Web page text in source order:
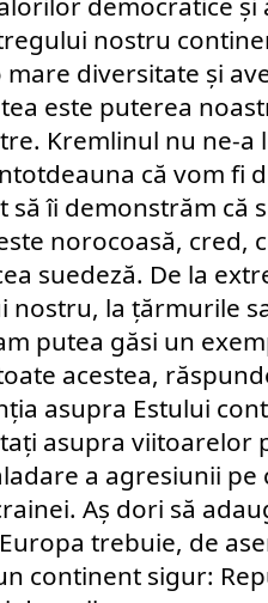
nostru
mare diversitate și
este puterea
Kremlinul nu ne-a
că vom fi
să îi demonstrăm că
norocoasă, cred,
suedeză. De la
nostru, la țărmurile
putea găsi un
acestea,
asupra Estului
asupra viitoarelor
a agresiunii pe
Aș dori să
trebuie, de
continent sigur: